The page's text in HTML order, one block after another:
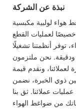
نبذة عن الشركة
لولبية مكبسية
لعمليات القطع
توفر أنظمتنا تشغيلًا
نحن ملتزمون
لعملائنا، ونقدم قيمة
ذوي الخبرة، نضمن
عملائنا. ثق بنا